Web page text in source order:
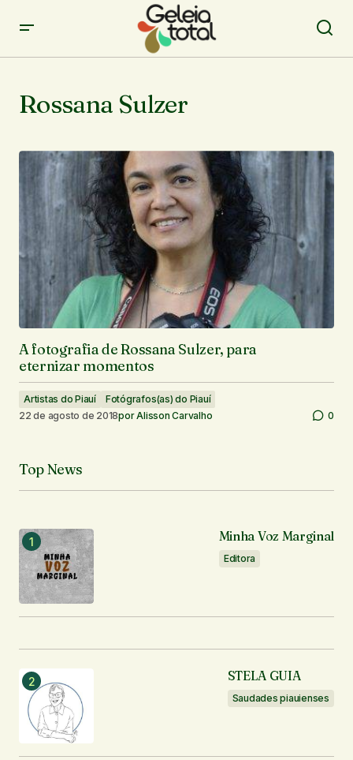
Rossana Sulzer
A fotografia de Rossana Sulzer, para
eternizar momentos
Artistas do Piauí
Fotógrafos(as) do Piauí
22 de agosto de 2018porAlisson Carvalho 0
Top News
Minha Voz Marginal
Editora
STELA GUIA
Saudades piauienses